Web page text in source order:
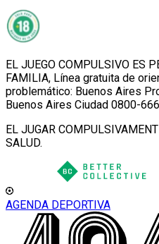
EL JUEGO COMPULSIVO ES
FAMILIA, Línea gratuita de
problemático: Buenos Aires
Buenos Aires Ciudad 0800-
EL JUGAR
SALUD.
AGENDA DEPORTIVA